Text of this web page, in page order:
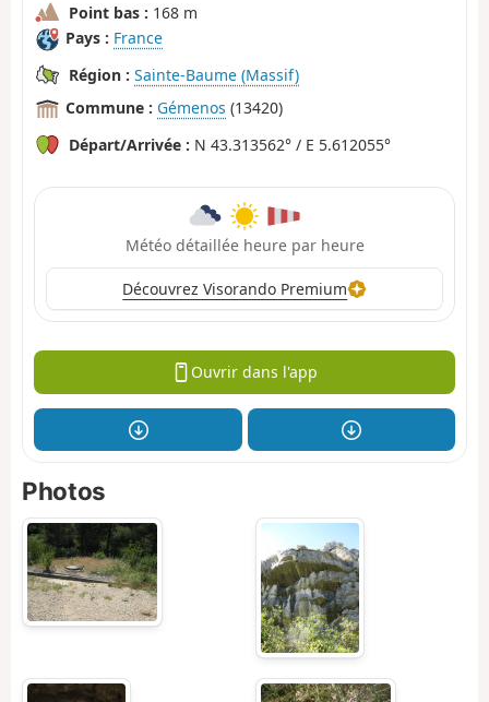
Point bas : 168 m
Pays : France
Région : Sainte-Baume (Massif)
Commune : Gémenos (13420)
Départ/Arrivée : N 43.313562° / E 5.612055°
Météo détaillée heure par heure
Découvrez Visorando Premium
Ouvrir dans l'app
Photos